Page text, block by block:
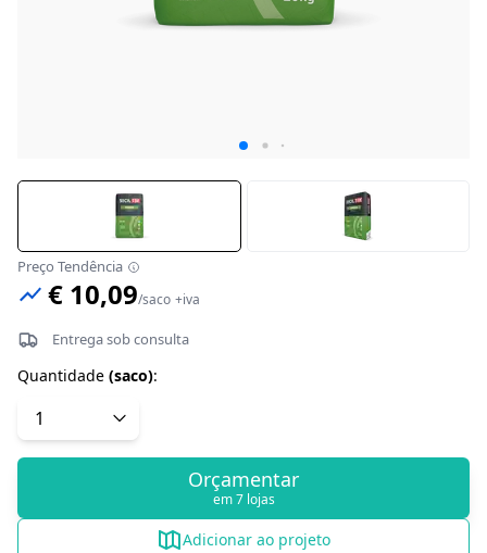
Preço Tendência
€ 10,09/saco +iva
Entrega sob consulta
Quantidade (saco):
Orçamentar
em 7 lojas
Adicionar ao projeto